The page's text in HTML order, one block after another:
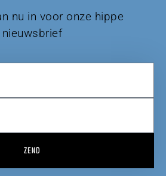
nu in voor onze hippe
nieuwsbrief
ZEND